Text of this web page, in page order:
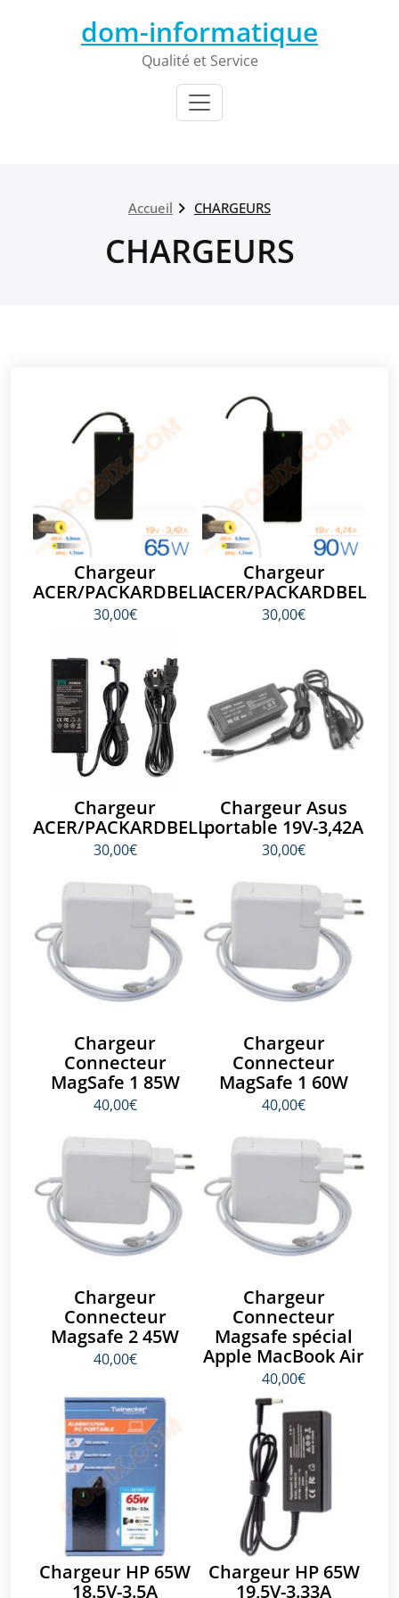
dom-informatique
Qualité et Service
Accueil CHARGEURS
CHARGEURS
Chargeur
ACER/PACKARDBELL
30,00€
Chargeur
ACER/PACKARDBELL
30,00€
Chargeur
ACER/PACKARDBELL
30,00€
Chargeur Asus
portable 19V-3,42A
30,00€
Chargeur
Connecteur
MagSafe 1 85W
40,00€
Chargeur
Connecteur
MagSafe 1 60W
40,00€
Chargeur
Connecteur
Magsafe 2 45W
40,00€
Chargeur
Connecteur
Magsafe spécial
Apple MacBook Air
40,00€
Chargeur HP 65W
18.5V-3.5A
Chargeur HP 65W
19,5V-3.33A